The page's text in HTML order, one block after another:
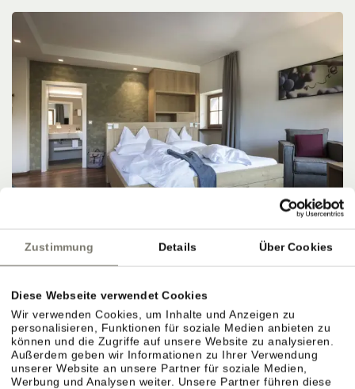
Zustimmung Details Über Cookies
Diese Webseite verwendet Cookies
Wir verwenden Cookies, um Inhalte und Anzeigen zu
personalisieren, Funktionen für soziale Medien anbieten zu
können und die Zugriffe auf unsere Website zu analysieren.
Außerdem geben wir Informationen zu Ihrer Verwendung
unserer Website an unsere Partner für soziale Medien,
Werbung und Analysen weiter. Unsere Partner führen diese
DZ Typ C
2 - 5 Personen
19.08.2026 - 21.08.2026 (2 Nächte)
JETZT ANFRAGEN
BUCHEN